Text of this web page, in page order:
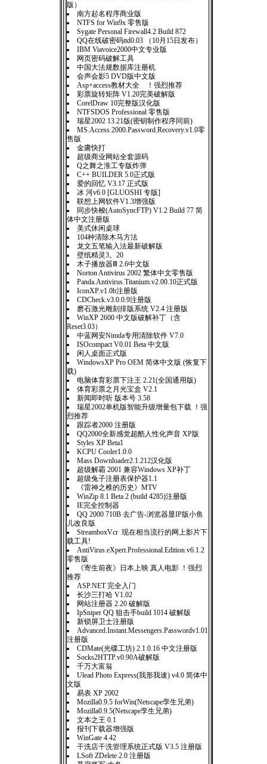
版）
南方起名程序商业版
NTFS for Win9x 零售版
Sygate Personal Firewall4.2 Build 872
QQ在线破密码ttd0.03 （10月15日发布）
IBM Viavoice2000中文专业版
网页密码破解工具
中国大法规数据库注册机
会声会影5 DVD版中文版
Asp+access教材大全 ！强烈推荐
彩票旋转矩阵 V1.20完美破解版
CorelDraw 10完整版汉化版
NTFSDOS Professional 零售版
瑞星2002 13.21版(密钥制作程序同前)
MS.Access.2000.Password.Recovery.v1.0零
售版
金庸快打
超级商业网站全套源码
Q之舞之淮工专版炸弹
C++ BUILDER 5.0正式版
爱的回忆 V3.17 正式版
冰 河v6.0 [GLUOSHI 专版]
联想上网软件V1.3增强版
同步快梭(AutoSyncFTP) V1.2 Build 77 简
体中文注册版
美式休闲桌球
104种清除木马方法
龙文五笔输入法最新破解版
壁纸精灵3。20
木子播放器Ⅲ 2.6中文版
Norton Antivirus 2002 繁体中文零售版
Panda.Antivirus.Titanium.v2.00.10正式版
IconXP.v1.0b注册版
CDCheck.v3.0.0.9注册版
磨石激光雕刻排版系统 V2.4 注册版
WinXP 2600 中文版破解补丁（含
Reset3.03）
中蓝网安Nimda专用清除软件 V7.0
ISOcompact V0.01 Beta 中文版
闲人桌面正式版
WindowsXP Pro OEM 简体中文版 (恢复下
载)
电脑体育彩票下注王 2.21(全国通用版)
体育彩票之月光宝盒 V2.1
新闻即时听 版本号 3.58
瑞星2002单机版智能升级增量包下载 ！强
烈推荐
跟踪者2000 注册版
QQ2000全新感觉超酷人性化声音 XP版
Styles XP Beta1
KCPU Cooler1.0.0
Mass Downloader2.1.212汉化版
超级解霸 2001 兼容Windows XP补丁
超级兔子注册表保护器1.1
《雷神之椎的历史》MTV
WinZip 8.1 Beta 2 (build 4285)注册版
IE完全控制器
QQ 2000 710B 去广告-浏览器显IP版小鱼
儿改良版
StreamboxVcr 现在相当流行的网上影片下
载工具!
AntiVirus.eXpert.Professional.Edition.v6.1.2
零售版
《寄生前夜》日本上映 真人电影 ！强烈
推荐
ASP.NET 完全入门
长沙三打哈 V1.02
网站注册器 2.20 破解版
IpSniper QQ 狙击手build 1014 破解版
新锁屏卫士注册版
Advanced.Instant.Messengers.Passwordv1.01
注册版
CDMate(光碟工坊) 2.1.0.16 中文注册版
Socks2HTTP.v0.90A破解版
千万大富翁
Ulead Photo Express(我形我速) v4.0 简体中
文版
易表 XP 2002
Mozilla0.9.5 forWin(Netscape孪生兄弟)
Mozilla0.9.5(Netscape孪生兄弟)
文本之王 0.1
报刊下载器增强版
WinGate 4.42
干洗店干洗管理系统正式版 V3.5 注册版
LSoft ZDelete 2.0 注册版